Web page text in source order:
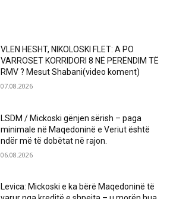
VLEN HESHT, NIKOLOSKI FLET: A PO
VARROSET KORRIDORI 8 NË PERËNDIM TË
RMV ? Mesut Shabani(video koment)
07.08.2026
LSDM / Mickoski gënjen sërish – paga
minimale në Maqedoninë e Veriut është
ndër më të dobëtat në rajon.
06.08.2026
Levica: Mickoski e ka bërë Maqedoninë të